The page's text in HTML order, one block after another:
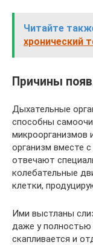
Читайте
хронический
Причины
Дыхательные
способны
микроорганизмов
организм вместе
отвечают
колебательные
клетки,
Ими выстланы
даже у
скапливается и